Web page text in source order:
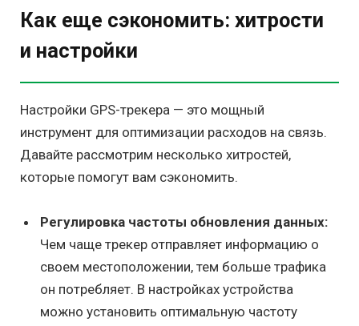
Как еще сэкономить: хитрости
и настройки
Настройки GPS-трекера — это мощный
инструмент для оптимизации расходов на связь.
Давайте рассмотрим несколько хитростей,
которые помогут вам сэкономить.
Регулировка частоты обновления данных:
Чем чаще трекер отправляет информацию о
своем местоположении, тем больше трафика
он потребляет. В настройках устройства
можно установить оптимальную частоту